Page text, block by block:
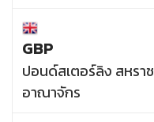
GBP
ปอนด์สเตอร์ลิง สหราช
อาณาจักร